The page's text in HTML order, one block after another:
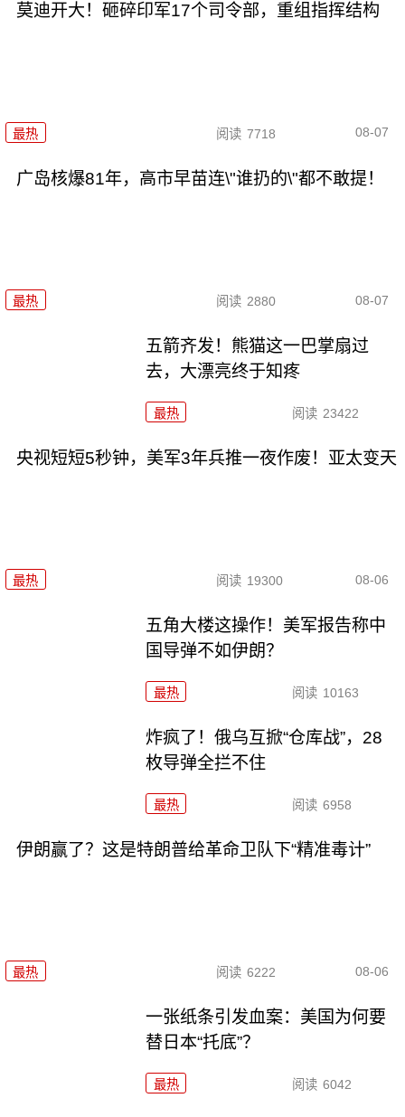
莫迪开大！砸碎印军17个司令部，重组指挥结构
最热 阅读 7718 08-07
广岛核爆81年，高市早苗连\"谁扔的\"都不敢提！
最热 阅读 2880 08-07
五箭齐发！熊猫这一巴掌扇过
去，大漂亮终于知疼
最热 阅读 23422
央视短短5秒钟，美军3年兵推一夜作废！亚太变天
最热 阅读 19300 08-06
五角大楼这操作！美军报告称中
国导弹不如伊朗？
最热 阅读 10163
炸疯了！俄乌互掀“仓库战”，28
枚导弹全拦不住
最热 阅读 6958
伊朗赢了？这是特朗普给革命卫队下“精准毒计”
最热 阅读 6222 08-06
一张纸条引发血案：美国为何要
替日本“托底”？
最热 阅读 6042